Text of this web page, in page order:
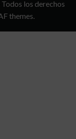
CONDICIONES
los derechos
themes.